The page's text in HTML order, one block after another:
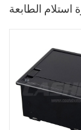
الطابعة